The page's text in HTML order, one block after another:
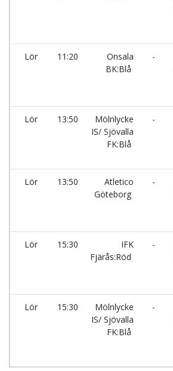
Lör 11:20
Onsala
BK:Blå
-
Lör 13:50
Mölnlycke
IS/ Sjövalla
FK:Blå
-
Lör 13:50
Atletico
Göteborg
-
Lör 15:30
IFK
Fjärås:Röd
-
Lör 15:30
Mölnlycke
IS/ Sjövalla
FK:Blå
-